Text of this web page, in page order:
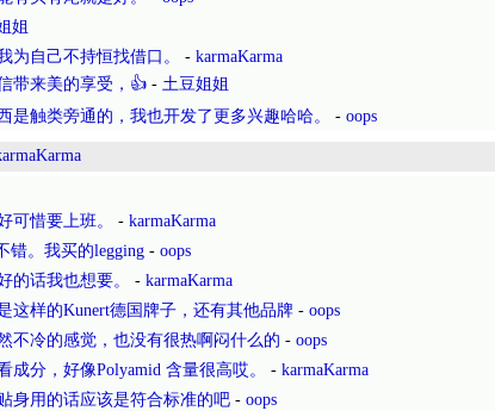
姐
为自己不持恒找借口。
- karmaKarma
带来美的享受，👍 - 土豆姐姐
是触类旁通的，我也开发了更多兴趣哈哈。
- oops
可惜要上班。
- karmaKarma
错。我买的legging - oops
的话我也想要。
- karmaKarma
这样的Kunert德国牌子，还有其他品牌 - oops
不冷的感觉，也没有很热啊闷什么的 - oops
成分，好像Polyamid 含量很高哎。
- karmaKarma
身用的话应该是符合标准的吧 - oops